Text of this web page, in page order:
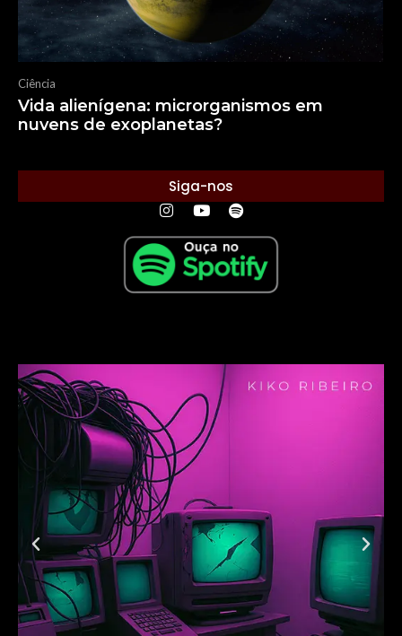
Ciência
Vida alienígena: microrganismos em
nuvens de exoplanetas?
Siga-nos